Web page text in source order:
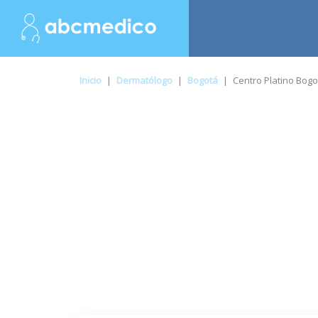
Inicio | Dermatólogo | Bogotá | Centro Platino